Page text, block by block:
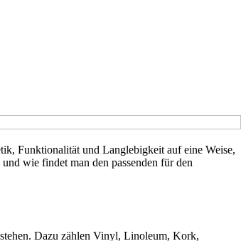
Funktionalität und Langlebigkeit auf eine Weise,
wie findet man den passenden für den
Dazu zählen Vinyl, Linoleum, Kork,